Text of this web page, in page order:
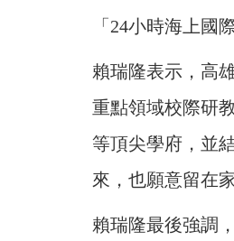
「24小時海上國
賴瑞隆表示，高
重點領域校際研
等頂尖學府，並
來，也願意留在
賴瑞隆最後強調